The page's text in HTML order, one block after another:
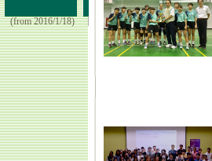
(from 2016/1/18)